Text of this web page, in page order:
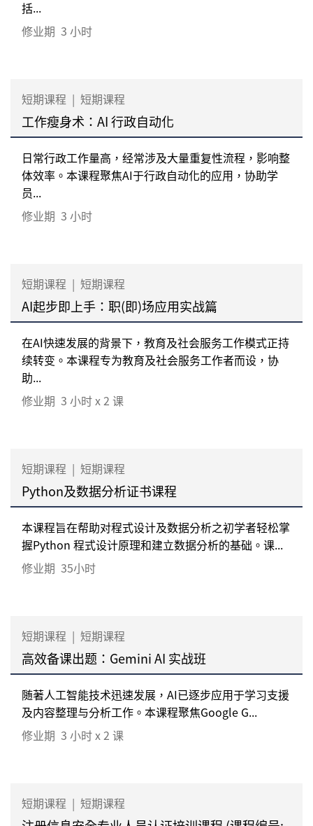
括...
修业期 3 小时
短期课程 | 短期课程
工作瘦身术：AI 行政自动化
日常行政工作量高，经常涉及大量重复性流程，影响整
体效率。本课程聚焦AI于行政自动化的应用，协助学
员...
修业期 3 小时
短期课程 | 短期课程
AI起步即上手：职(即)场应用实战篇
在AI快速发展的背景下，教育及社会服务工作模式正持
续转变。本课程专为教育及社会服务工作者而设，协
助...
修业期 3 小时 x 2 课
短期课程 | 短期课程
Python及数据分析证书课程
本课程旨在帮助对程式设计及数据分析之初学者轻松掌
握Python 程式设计原理和建立数据分析的基础。课...
修业期 35小时
短期课程 | 短期课程
高效备课出题：Gemini AI 实战班
随著人工智能技术迅速发展，AI已逐步应用于学习支援
及内容整理与分析工作。本课程聚焦Google G...
修业期 3 小时 x 2 课
短期课程 | 短期课程